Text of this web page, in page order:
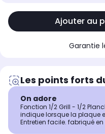
Ajouter au
Garantie
Les points forts
On adore
Fonction 1/2 Grill - 1/2
indique lorsque la plaque
Entretien facile. fabriqué